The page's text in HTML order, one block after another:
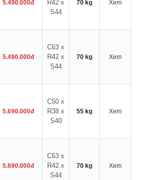
5.490.000đ
R42 x
S44
70 kg Xem
5.490.000đ
C63 x
R42 x
S44
70 kg Xem
5.690.000đ
C50 x
R38 x
S40
55 kg Xem
5.690.000đ
C63 x
R42 x
S44
70 kg Xem